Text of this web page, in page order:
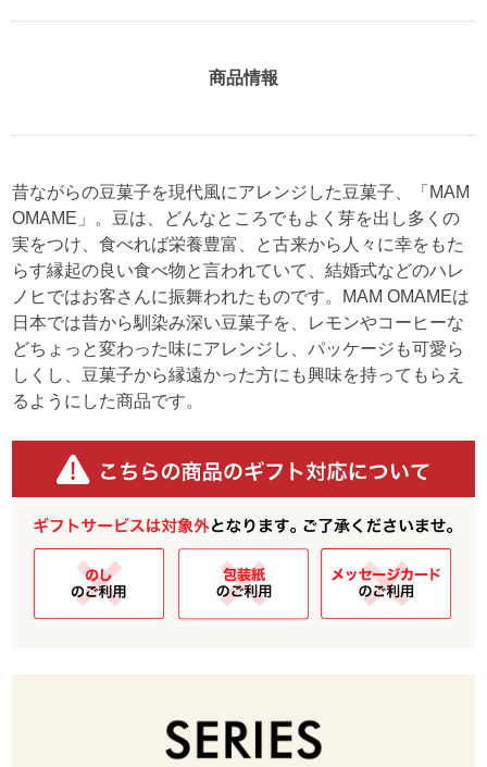
商品情報
昔ながらの豆菓子を現代風にアレンジした豆菓子、「MAM
OMAME」。豆は、どんなところでもよく芽を出し多くの
実をつけ、食べれば栄養豊富、と古来から人々に幸をもた
らす縁起の良い食べ物と言われていて、結婚式などのハレ
ノヒではお客さんに振舞われたものです。MAM OMAMEは
日本では昔から馴染み深い豆菓子を、レモンやコーヒーな
どちょっと変わった味にアレンジし、パッケージも可愛ら
しくし、豆菓子から縁遠かった方にも興味を持ってもらえ
るようにした商品です。